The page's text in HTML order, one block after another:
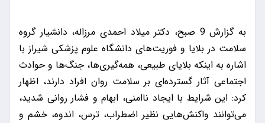
به گزارش 9 صبح، دکتر میلاد احمدی مرزاله، دانشیار گروه
سلامت در بلایا و فوریت‌های دانشگاه علوم پزشکی شیراز با
اشاره به اینکه بلایای طبیعی، همه‌گیری‌ها، جنگ‌ها و حوادث
اجتماعی آثار گسترده‌ای بر سلامت روان افراد دارند، اظهار
کرد: این شرایط با ایجاد ناامنی، ابهام و فشار روانی شدید،
می‌توانند واکنش‌هایی نظیر اضطراب، ترس، اندوه، خشم و